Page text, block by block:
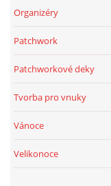
Organizéry
Patchwork
Patchworkové deky
Tvorba pro vnuky
Vánoce
Velikonoce